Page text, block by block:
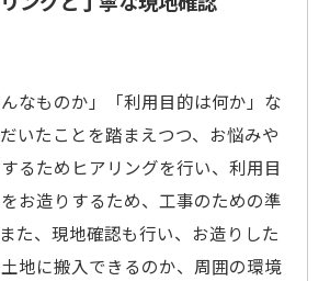
んなものか」「利用目的は何か」な
いたことを踏まえつつ、お悩みや
るためヒアリングを行い、利用目
お造りするため、工事のための準
た、現地確認も行い、お造りした
地に搬入できるのか、周囲の環境